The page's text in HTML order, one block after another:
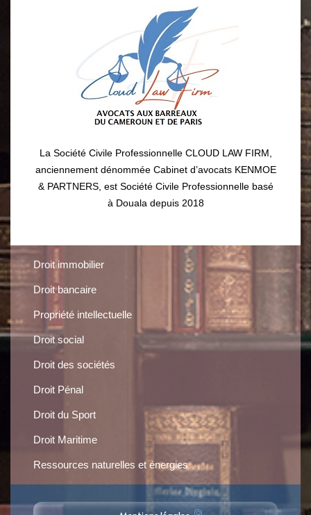
La Société Civile Professionnelle CLOUD LAW FIRM,
anciennement dénommée Cabinet d’avocats KENMOE
& PARTNERS, est Société Civile Professionnelle basé
à Douala depuis 2018
Droit immobilier
Droit bancaire
Propriété intellectuelle
Droit social
Droit des sociétés
Droit Pénal
Droit du Sport
Droit Maritime
Ressources naturelles et énergies